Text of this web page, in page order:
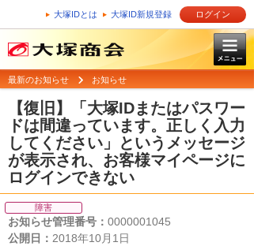
大塚IDとは 大塚ID新規登録 ログイン
最新のお知らせ お知らせ
【復旧】「大塚IDまたはパスワー
ドは間違っています。正しく入力
してください」というメッセージ
が表示され、お客様マイページに
ログインできない
障害
お知らせ管理番号： 0000001045
公開日： 2018年10月1日